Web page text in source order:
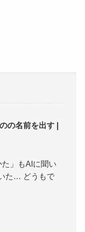
の名前を出す |
」もAIに聞い
た… どうもで